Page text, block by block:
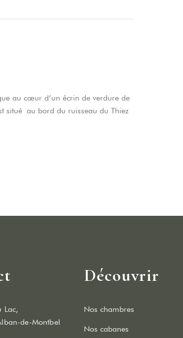
au cœur d’un écrin de verdure de
situé au bord du ruisseau du Thiez
Lac,
de-Montbel
Découvrir
Nos chambres
Nos cabanes